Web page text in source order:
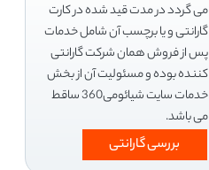
می گردد در مدت قید شده در کارت
گارانتی و یا برچسب آن شامل خدمات
پس از فروش همان شرکت گارانتی
کننده بوده و مسئولیت آن از بخش
خدمات سایت شیائومی360 ساقط
می باشد.
بررسی گارانتی